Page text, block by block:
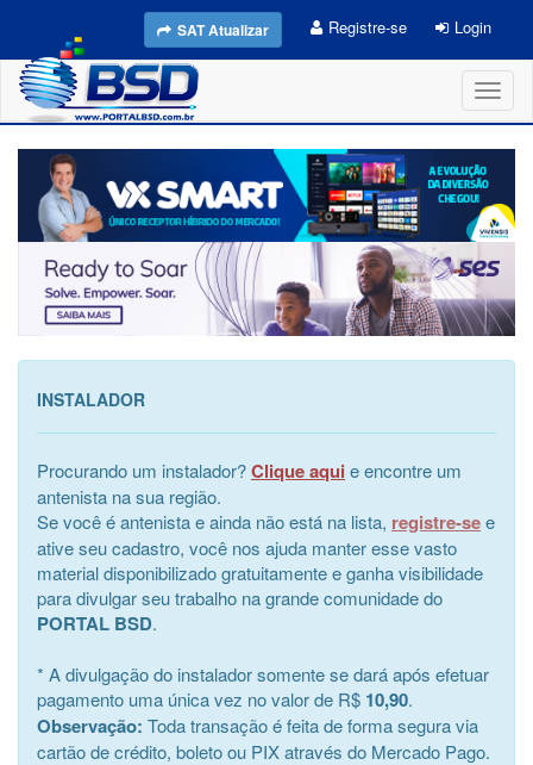
SAT Atualizar Registre-se Login
INSTALADOR
Procurando um instalador?Clique aqui e encontre um
antenista na sua região.
Se você é antenista e ainda não está na lista, registre-see
ative seu cadastro, você nos ajuda manter esse vasto
material disponibilizado gratuitamente e ganha visibilidade
para divulgar seu trabalho na grande comunidade do
PORTAL BSD.
* A divulgação do instalador somente se dará após efetuar
pagamento uma única vez no valor de R$ 10,90.
Observação: Toda transação é feita de forma segura via
cartão de crédito, boleto ou PIX através do Mercado Pago.